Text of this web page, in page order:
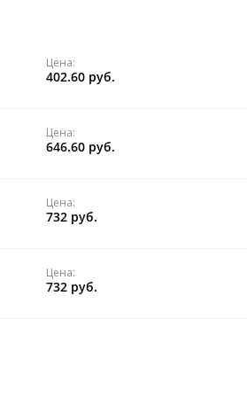
Цена:
402.60 руб.
Цена:
646.60 руб.
Цена:
732 руб.
Цена:
732 руб.